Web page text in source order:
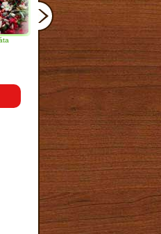
Mandulás kifli
narancs